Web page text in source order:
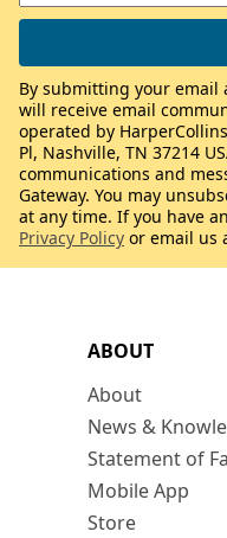
ABOUT
About
News &
Statement of
Mobile App
Store
By submitting your email
will receive email
operated by
Pl, Nashville, TN 37214
communications and
Gateway. You may
at any time. If you have
Privacy Policy or email us